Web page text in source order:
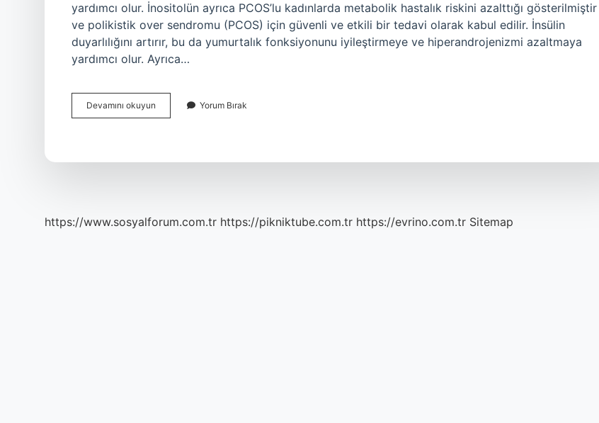
yardımcı olur. İnositolün ayrıca PCOS’lu kadınlarda metabolik hastalık riskini azalttığı gösterilmiştir
ve polikistik over sendromu (PCOS) için güvenli ve etkili bir tedavi olarak kabul edilir. İnsülin
duyarlılığını artırır, bu da yumurtalık fonksiyonunu iyileştirmeye ve hiperandrojenizmi azaltmaya
yardımcı olur. Ayrıca…
Devamını okuyun
Ne
Yorum Bırak
https://www.sosyalforum.com.tr https://pikniktube.com.tr https://evrino.com.tr Sitemap